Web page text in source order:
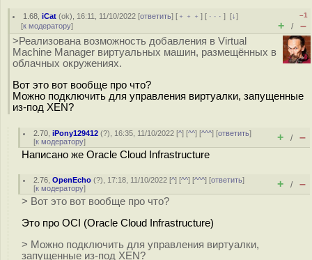
1.68 ,iCat (ok), 16:11, 11/10/2022 [ответить] [ ﹢﹢﹢] [ · · ·][↓]
[к модератору]
–1
+ / –
>Реализована возможность добавления в Virtual
Machine Manager виртуальных машин, размещённых в
облачных окружениях.
Вот это вот вообще про что?
Можно подключить для управления виртуалки, запущенные
из-под XEN?
2.70 ,iPony129412 (?), 16:35, 11/10/2022 [^] [^^] [^^^] [ответить]
[к модератору] + / –
Написано же Oracle Cloud Infrastructure
2.76 ,OpenEcho (?), 17:18, 11/10/2022 [^] [^^] [^^^] [ответить]
[к модератору] + / –
> Вот это вот вообще про что?
Это про OCI (Oracle Cloud Infrastructure)
> Можно подключить для управления виртуалки,
запущенные из-под XEN?